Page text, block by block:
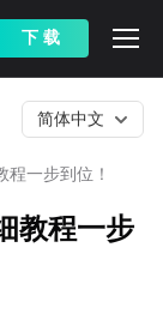
下 载
一步到位！
简体中文
教程一步